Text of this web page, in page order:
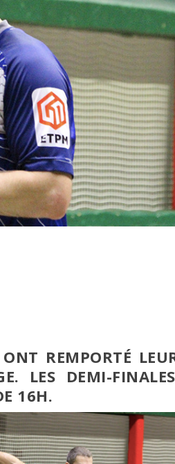
REMPORTÉ
LES DEMI-
16H.